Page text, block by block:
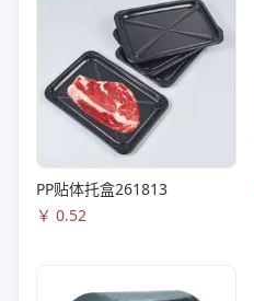
PP贴体托盒261813
￥ 0.52